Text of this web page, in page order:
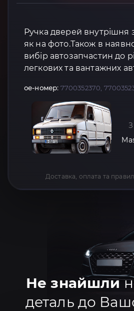
Ручка дверей внутрішня
як на фото.Також в
вибір автозапчастин до
легкових та вантажних
oe-номер: 7700352370,
Доставка, оплата та
Не знайшли
деталь до